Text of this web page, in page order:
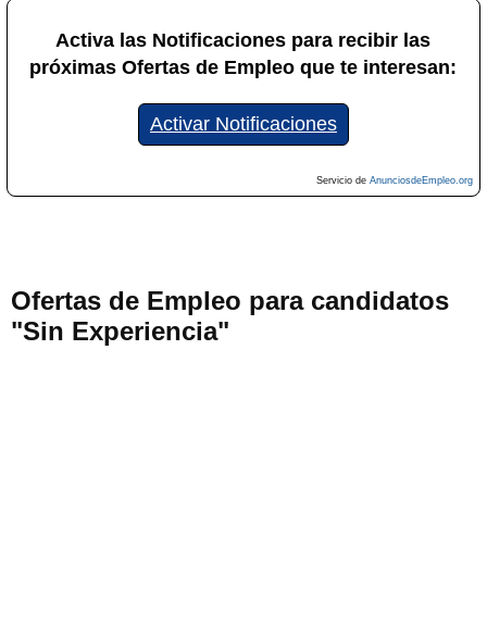
Activa las Notificaciones para recibir las
próximas Ofertas de Empleo que te interesan:
Activar Notificaciones
Servicio de AnunciosdeEmpleo.org
Ofertas de Empleo para candidatos
"Sin Experiencia"